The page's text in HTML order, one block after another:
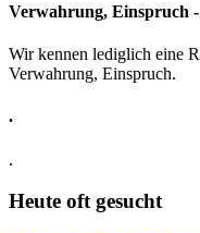
Verwahrung, Einspruch -
Wir kennen lediglich eine
Verwahrung, Einspruch.
.
.
Heute oft gesucht